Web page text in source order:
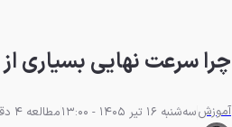
چرا سرعت نهایی بسیاری از خودروها روی ۲۵۰
آموزشسه‌شنبه 16 تیر 1405 - 13:00
مطالعه 4 دقیقه